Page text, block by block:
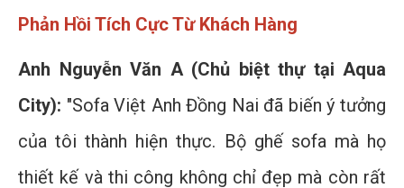
Phản Hồi Tích Cực Từ Khách Hàng
Anh Nguyễn Văn A (Chủ biệt thự tại Aqua
City): "Sofa Việt Anh Đồng Nai đã biến ý tưởng
của tôi thành hiện thực. Bộ ghế sofa mà họ
thiết kế và thi công không chỉ đẹp mà còn rất